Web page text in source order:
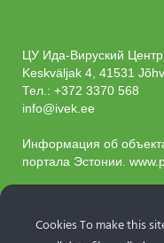
ЦУ Ида-Вируский
Keskväljak 4, 41531
Тел.: +372 3370 568
info@ivek.ee
Информация об
портала Эстонии.
Новостная
Cookies To make this